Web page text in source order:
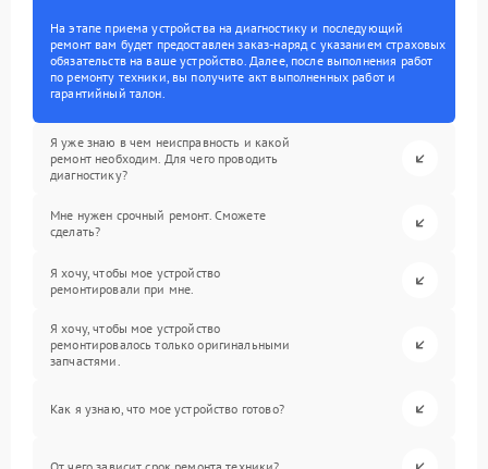
На этапе приема устройства на диагностику и последующий
ремонт вам будет предоставлен заказ-наряд с указанием страховых
обязательств на ваше устройство. Далее, после выполнения работ
по ремонту техники, вы получите акт выполненных работ и
гарантийный талон.
Я уже знаю в чем неисправность и какой
ремонт необходим. Для чего проводить
диагностику?
Мне нужен срочный ремонт. Сможете
сделать?
Я хочу, чтобы мое устройство
ремонтировали при мне.
Я хочу, чтобы мое устройство
ремонтировалось только оригинальными
запчастями.
Как я узнаю, что мое устройство готово?